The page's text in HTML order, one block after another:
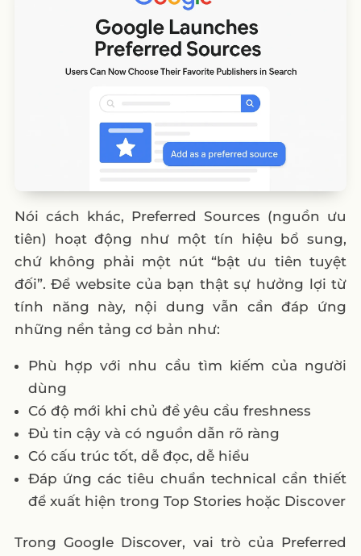
Nói cách khác, Preferred Sources (nguồn ưu
tiên) hoạt động như một tín hiệu bổ sung,
chứ không phải một nút “bật ưu tiên tuyệt
đối”. Để website của bạn thật sự hưởng lợi từ
tính năng này, nội dung vẫn cần đáp ứng
những nền tảng cơ bản như:
Phù hợp với nhu cầu tìm kiếm của người
dùng
Có độ mới khi chủ đề yêu cầu freshness
Đủ tin cậy và có nguồn dẫn rõ ràng
Có cấu trúc tốt, dễ đọc, dễ hiểu
Đáp ứng các tiêu chuẩn technical cần thiết
để xuất hiện trong Top Stories hoặc Discover
Trong Google Discover, vai trò của Preferred